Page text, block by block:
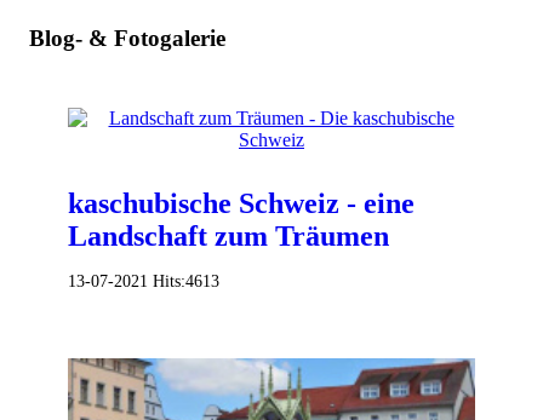
Blog- & Fotogalerie
kaschubische Schweiz - eine
Landschaft zum Träumen
13-07-2021 Hits:4613